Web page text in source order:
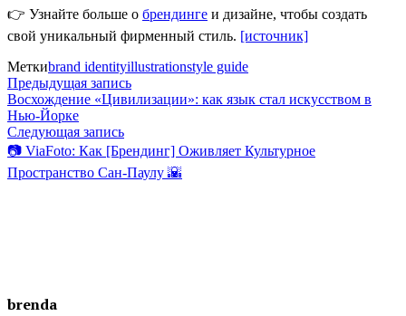
👉 Узнайте больше о брендинге и дизайне, чтобы создать
свой уникальный фирменный стиль. [источник]
Меткиbrand identityillustrationstyle guide
Навигация
по
записям
Предыдущая записьПредыдущая
запись:
Восхождение «Цивилизации»: как язык стал искусством в
Нью-Йорке
Следующая записьСледующая
запись:
📷 ViaFoto: Как [Брендинг] Оживляет Культурное
Пространство Сан-Паулу 🌇
brenda